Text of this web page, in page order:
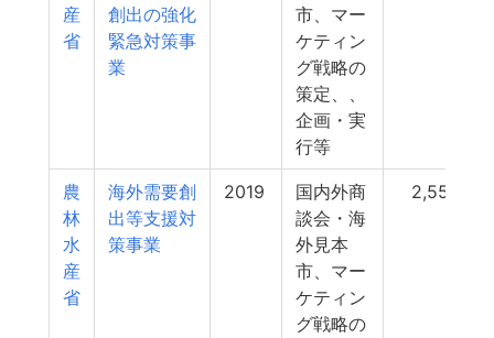
産
省
創出の強化
緊急対策事
業
市、マー
ケティン
グ戦略の
策定、、
企画・実
行等
農
林
水
産
省
海外需要創
出等支援対
策事業
2019
国内外商
談会・海
外見本
市、マー
ケティン
グ戦略の
2,551